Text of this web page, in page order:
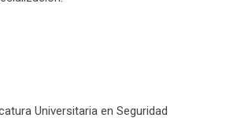
Universitaria en Seguridad